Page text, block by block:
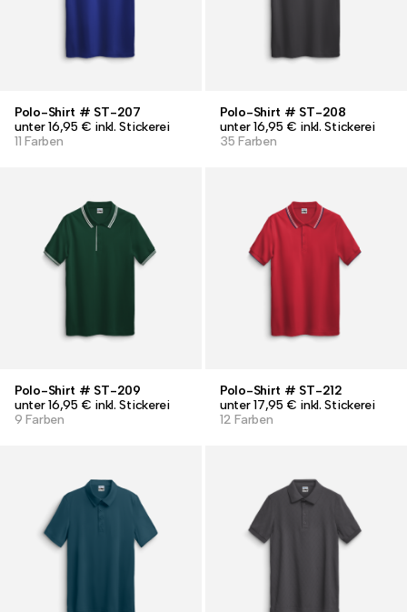
Polo-Shirt # ST-207
unter 16,95 € inkl. Stickerei
11 Farben
Polo-Shirt # ST-208
unter 16,95 € inkl. Stickerei
35 Farben
Polo-Shirt # ST-209
unter 16,95 € inkl. Stickerei
9 Farben
Polo-Shirt # ST-212
unter 17,95 € inkl. Stickerei
12 Farben